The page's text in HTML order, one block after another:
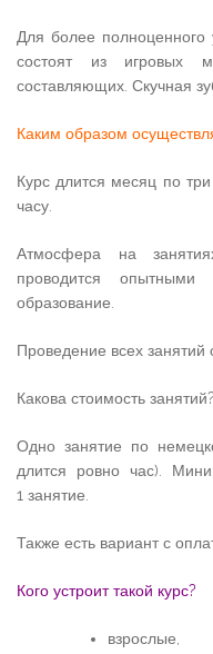
Для более полноценного
состоят из игровых
составляющих. Скучная
Каким образом
Курс длится месяц по
часу.
Атмосфера на
проводится опытными
образование.
Проведение всех занятий
Какова стоимость занятий?
Одно занятие по
длится ровно час).
1 занятие.
Также есть вариант с
Кого устроит такой курс?
взрослые,